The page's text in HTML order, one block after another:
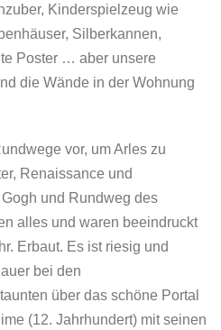
Kinderspielzeug wie
Silberkannen,
Poster … aber unsere
die Wände in der Wohnung
vor, um Arles zu
Renaissance und
und Rundweg des
alles und waren beeindruckt
Erbaut. Es ist riesig und
bei den
über das schöne Portal
(12. Jahrhundert) mit seinen